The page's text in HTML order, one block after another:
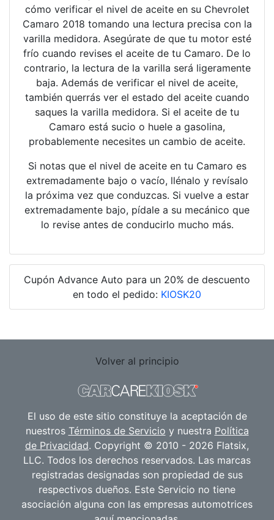
cómo verificar el nivel de aceite en su Chevrolet
Camaro 2018 tomando una lectura precisa con la
varilla medidora. Asegúrate de que tu motor esté
frío cuando revises el aceite de tu Camaro. De lo
contrario, la lectura de la varilla será ligeramente
baja. Además de verificar el nivel de aceite,
también querrás ver el estado del aceite cuando
saques la varilla medidora. Si el aceite de tu
Camaro está sucio o huele a gasolina,
probablemente necesites un cambio de aceite.
Si notas que el nivel de aceite en tu Camaro es
extremadamente bajo o vacío, llénalo y revísalo
la próxima vez que conduzcas. Si vuelve a estar
extremadamente bajo, pídale a su mecánico que
lo revise antes de conducirlo mucho más.
Cupón Advance Auto para un 20% de descuento
en todo el pedido: KIOSK20
Volver al principio
El uso de este sitio constituye la aceptación de
nuestros Términos de Servicio y nuestra Política
de Privacidad. Copyright © 2010 - 2026 Flatsix,
LLC. Todos los derechos reservados. Las marcas
registradas designadas son propiedad de sus
respectivos dueños. Este Servicio no tiene
asociación alguna con las empresas automotrices